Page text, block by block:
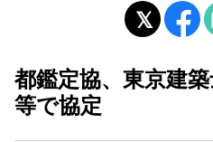
都鑑定協、東京建
等で協定